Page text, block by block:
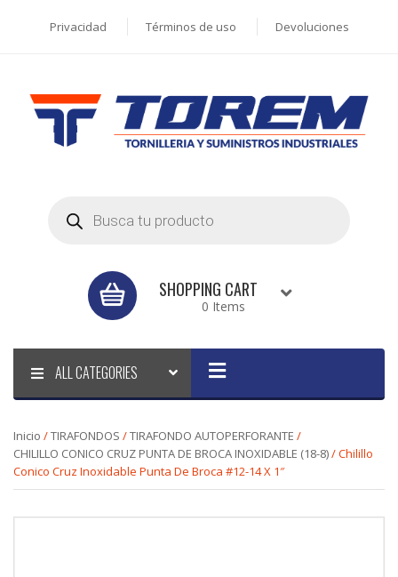
Privacidad Términos de uso Devoluciones
search
SHOPPING CART
0 Items
ALL CATEGORIES
Inicio /TIRAFONDOS /TIRAFONDO AUTOPERFORANTE /
CHILILLO CONICO CRUZ PUNTA DE BROCA INOXIDABLE (18-8)/ Chilillo
Conico Cruz Inoxidable Punta De Broca #12-14 X 1″